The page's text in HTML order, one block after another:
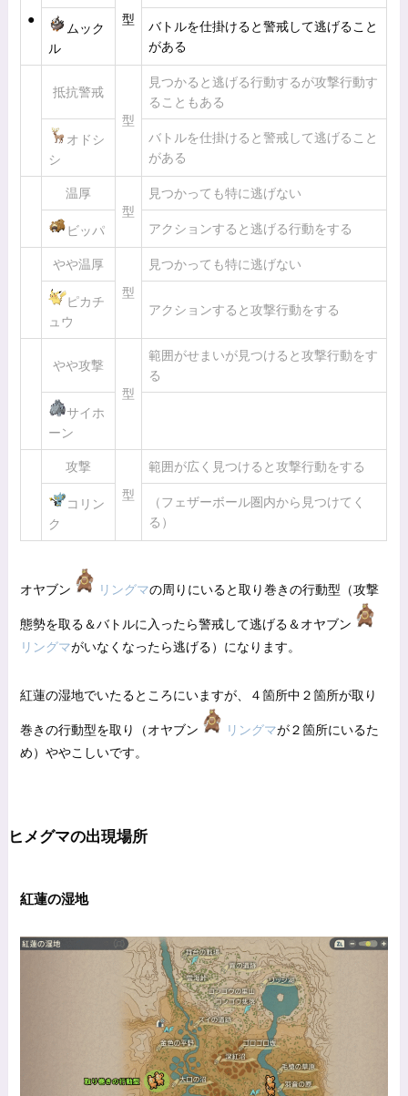
●
型
ムック
ル
バトルを仕掛けると警戒して逃げること
がある
抵抗警戒
型
見つかると逃げる行動するが攻撃行動す
ることもある
オドシ
シ
バトルを仕掛けると警戒して逃げること
がある
温厚
型
見つかっても特に逃げない
ビッパ アクションすると逃げる行動をする
やや温厚
型
見つかっても特に逃げない
ピカチ
ュウ
アクションすると攻撃行動をする
やや攻撃
型
範囲がせまいが見つけると攻撃行動をす
る
サイホ
ーン
攻撃
型
範囲が広く見つけると攻撃行動をする
コリン
ク
（フェザーボール圏内から見つけてく
る）
オヤブン リングマの周りにいると取り巻きの行動型（攻撃
態勢を取る＆バトルに入ったら警戒して逃げる＆オヤブン
リングマがいなくなったら逃げる）になります。
紅蓮の湿地でいたるところにいますが、４箇所中２箇所が取り
巻きの行動型を取り（オヤブン リングマが２箇所にいるた
め）ややこしいです。
ヒメグマの出現場所
紅蓮の湿地